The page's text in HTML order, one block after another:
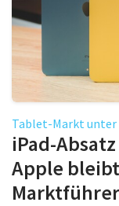
Tablet-Markt unter
iPad-
Apple
Marktführer